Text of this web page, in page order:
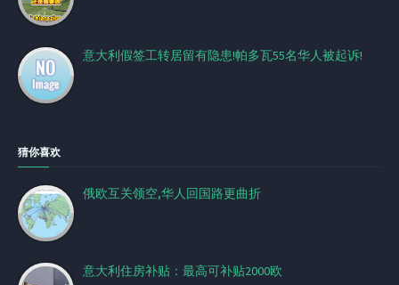
意大利假签工转居留有隐患!帕多瓦55名华人被起诉!
猜你喜欢
俄欧互关领空,华人回国路更曲折
意大利住房补贴：最高可补贴2000欧